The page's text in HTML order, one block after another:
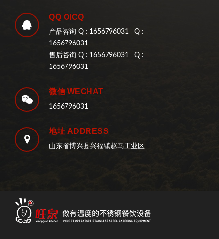
QQ OICQ
产品咨询 Q : 1656796031 Q :
1656796031
售后咨询 Q : 1656796031 Q :
1656796031
微信 WECHAT
1656796031
地址 ADDRESS
山东省博兴县兴福镇赵马工业区